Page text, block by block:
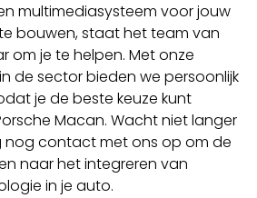
multimediasysteem voor jouw
bouwen, staat het team van
om je te helpen. Met onze
de sector bieden we persoonlijk
je de beste keuze kunt
Macan. Wacht niet langer
contact met ons op om de
naar het integreren van
in je auto.